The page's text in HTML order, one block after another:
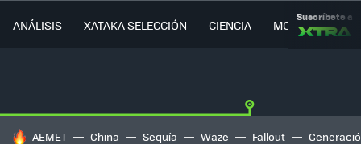
ANÁLISIS XATAKA SELECCIÓN CIENCIA MOVILIDAD
Suscríbete a
HOY SE HABLA DE
AEMET China Sequía Waze Fallout